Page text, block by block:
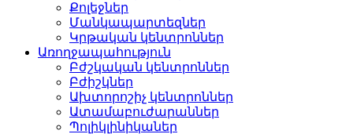
Քոլեջներ­
Մանկապարտեզներ­
Կրթական կենտրոններ­
Առողջապահություն
Բժշկական կենտրոններ­
Բժիշկներ­
Ախտորոշիչ կենտրոններ­
Ատամաբուժարաններ­
Պոլիկլինիկաներ­